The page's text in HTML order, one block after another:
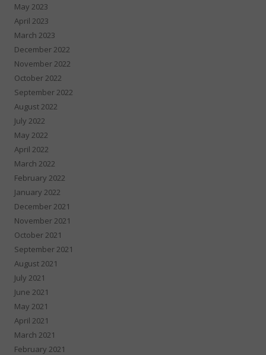
May 2023
April 2023
March 2023
December 2022
November 2022
October 2022
September 2022
August 2022
July 2022
May 2022
April 2022
March 2022
February 2022
January 2022
December 2021
November 2021
October 2021
September 2021
August 2021
July 2021
June 2021
May 2021
April 2021
March 2021
February 2021